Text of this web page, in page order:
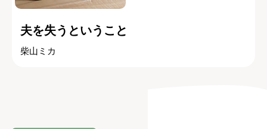
夫を失うということ
柴山ミカ